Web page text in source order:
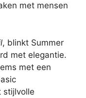
met mensen
, blinkt Summer
met elegantie.
met een
stijlvolle